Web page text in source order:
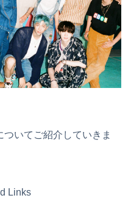
いてご紹介していきま
Links